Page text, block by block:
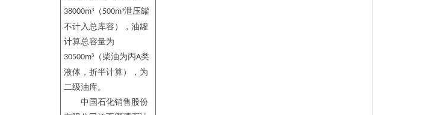
38000m³（ 500m³泄压罐
不计入总库容），油罐
计算总容量为
30500m³（柴油为丙A类
液体，折半计算），为
二级油库。
中国石化销售股份